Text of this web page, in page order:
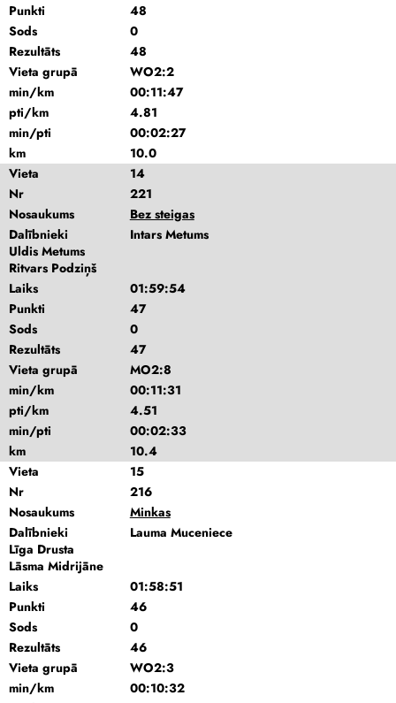
Punkti
48
Sods
0
Rezultāts
48
Vieta grupā
WO2:2
min/km
00:11:47
pti/km
4.81
min/pti
00:02:27
km
10.0
Vieta
14
Nr
221
Nosaukums
Bez steigas
Dalībnieki
Intars Metums
Uldis Metums
Ritvars Podziņš
Laiks
01:59:54
Punkti
47
Sods
0
Rezultāts
47
Vieta grupā
MO2:8
min/km
00:11:31
pti/km
4.51
min/pti
00:02:33
km
10.4
Vieta
15
Nr
216
Nosaukums
Minkas
Dalībnieki
Lauma Muceniece
Līga Drusta
Lāsma Midrijāne
Laiks
01:58:51
Punkti
46
Sods
0
Rezultāts
46
Vieta grupā
WO2:3
min/km
00:10:32